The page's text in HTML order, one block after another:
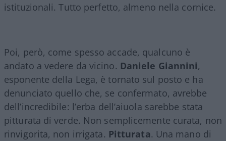
istituzionali. Tutto perfetto, almeno nella cornice.
Poi, però, come spesso accade, qualcuno è
andato a vedere da vicino. Daniele Giannini,
esponente della Lega, è tornato sul posto e ha
denunciato quello che, se confermato, avrebbe
dell’incredibile: l’erba dell’aiuola sarebbe stata
pitturata di verde. Non semplicemente curata, non
rinvigorita, non irrigata. Pitturata. Una mano di